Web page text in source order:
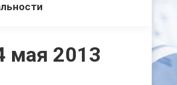
мая 2013